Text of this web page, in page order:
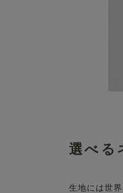
選べる
生地には世